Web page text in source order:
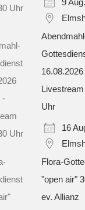
Uhr
16
Flora-
"open air"
ev. Allianz